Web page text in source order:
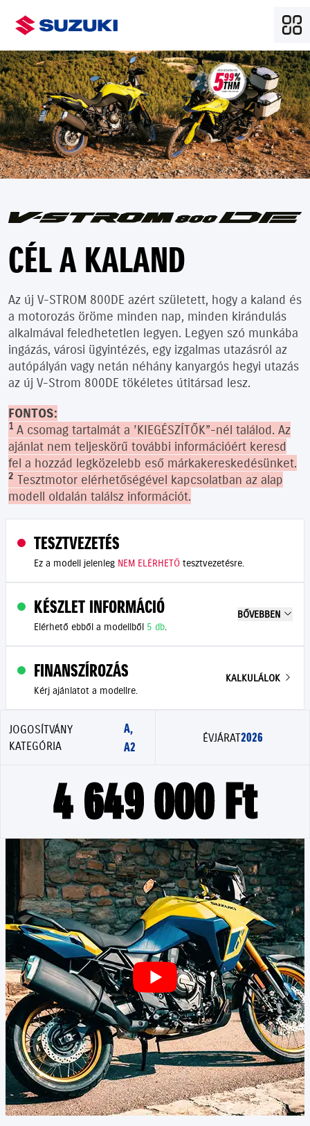
CÉL A KALAND
Az új V-STROM 800DE azért született, hogy a kaland és
a motorozás öröme minden nap, minden kirándulás
alkalmával feledhetetlen legyen. Legyen szó munkába
ingázás, városi ügyintézés, egy izgalmas utazásról az
autópályán vagy netán néhány kanyargós hegyi utazás
az új V-Strom 800DE tökéletes útitársad lesz.
FONTOS:
1 A csomag tartalmát a ’KIEGÉSZÍTŐK”-nél találod. Az
ajánlat nem teljeskörű további információért keresd
fel a hozzád legközelebb eső márkakereskedésünket.
2 Tesztmotor elérhetőségével kapcsolatban az alap
modell oldalán találsz információt.
TESZTVEZETÉS
Ez a modell jelenleg NEM ELÉRHETŐ tesztvezetésre.
KÉSZLET INFORMÁCIÓ
Elérhető ebből a modellből 5 db.
BŐVEBBEN
FINANSZÍROZÁS
Kérj ajánlatot a modellre.
KALKULÁLOK
JOGOSÍTVÁNY
KATEGÓRIA
A,
A2
ÉVJÁRAT2026
4 649 000 Ft